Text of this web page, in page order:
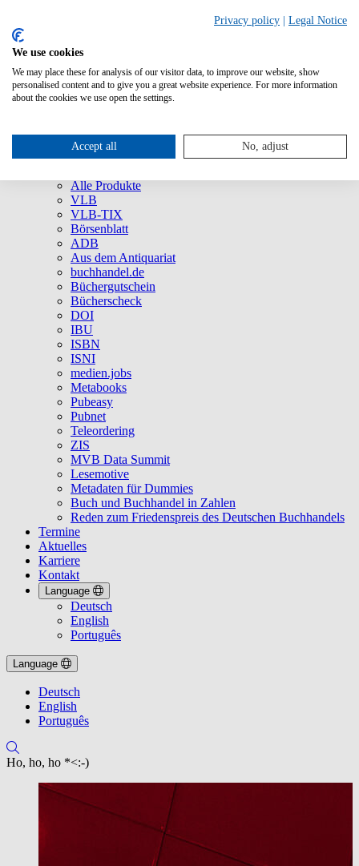
Über uns
Unternehmen
Presse
Service
Alle Produkte
VLB
VLB-TIX
Börsenblatt
ADB
Aus dem Antiquariat
buchhandel.de
Büchergutschein
Bücherscheck
DOI
IBU
ISBN
ISNI
medien.jobs
Metabooks
Pubeasy
Pubnet
Teleordering
ZIS
MVB Data Summit
Lesemotive
Metadaten für Dummies
Buch und Buchhandel in Zahlen
Reden zum Friedenspreis des Deutschen Buchhandels
Termine
Aktuelles
Karriere
Kontakt
Language
Deutsch
English
Português
Language
Deutsch
English
Português
Ho, ho, ho *<:-)
Privacy policy Legal Notice
We use cookies
We may place these for analysis of our visitor data, to improve our website, show
personalised content and to give you a great website experience. For more information
about the cookies we use open the settings.
Accept all No, adjust